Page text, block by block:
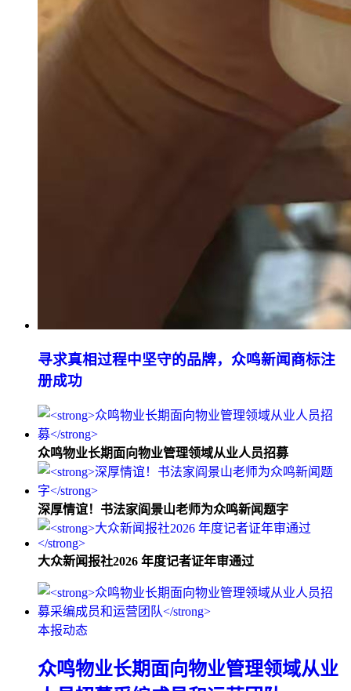
寻求真相过程中坚守的品牌，众鸣新闻商标注
册成功
众鸣物业长期面向物业管理领域从业人员招募
深厚情谊！书法家阎景山老师为众鸣新闻题字
大众新闻报社2026 年度记者证年审通过
本报动态
众鸣物业长期面向物业管理领域从业